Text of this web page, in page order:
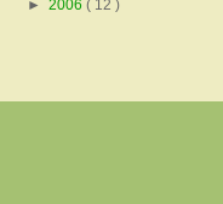
► 2006 ( 12 )